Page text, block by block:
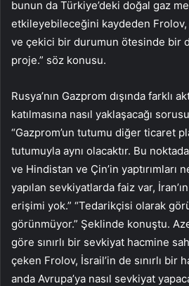
bunun da Türkiye’deki doğal gaz
etkileyebileceğini kaydeden
ve çekici bir durumun ötesinde bir
proje.” söz konusu.
Rusya’nın Gazprom dışında farklı
katılmasına nasıl yaklaşacağı
“Gazprom’un tutumu diğer ticaret
tutumuyla aynı olacaktır. Bu noktada
ve Hindistan ve Çin’in yaptırımları
yapılan sevkiyatlarda faiz var,
erişimi yok.” “Tedarikçisi olarak
görünmüyor.” Şeklinde konuştu.
göre sınırlı bir sevkiyat hacmine
çeken Frolov, İsrail’in de sınırlı bir
anda Avrupa’ya nasıl sevkiyat